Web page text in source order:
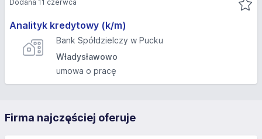
Analityk kredytowy (k/m)
Bank Spółdzielczy w Pucku
Władysławowo
umowa o pracę
Dodana 11 czerwca
Firma najczęściej oferuje